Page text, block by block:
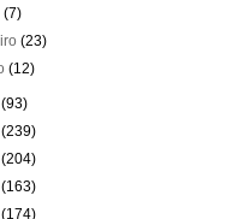
(7)
(23)
(12)
(93)
(239)
(204)
(163)
(174)